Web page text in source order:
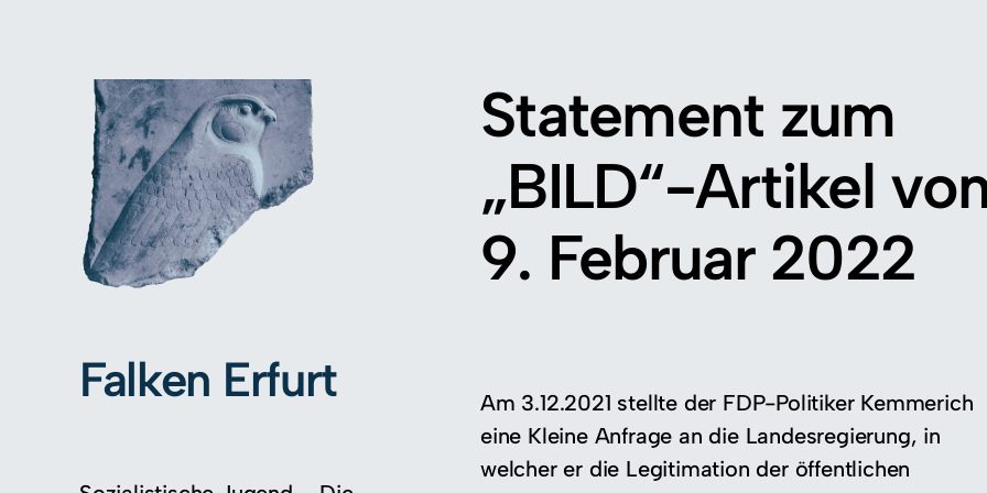
Falken Erfurt
Statement zum
„BILD“-Artikel
9. Februar 2022
Am 3.12.2021 stellte der FDP-Politiker Kemmerich
eine Kleine Anfrage an die Landesregierung, in
welcher er die Legitimation der öffentlichen